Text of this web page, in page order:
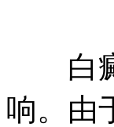
白癜
响。由